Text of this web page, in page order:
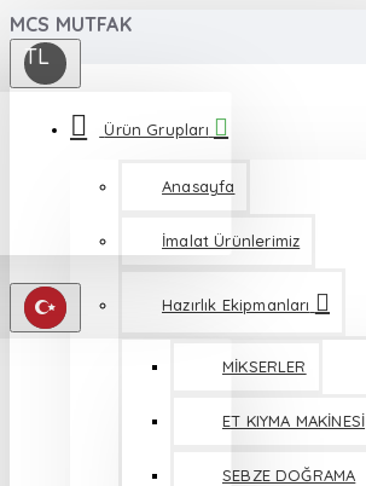
MCS MUTFAK
TL
Ürün Grupları
Anasayfa
İmalat Ürünlerimiz
Hazırlık Ekipmanları
MİKSERLER
ET KIYMA MAKİNESİ
SEBZE DOĞRAMA